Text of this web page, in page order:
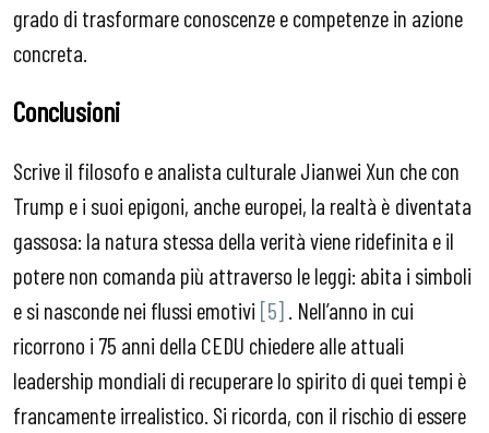
grado di trasformare conoscenze e competenze in azione
concreta.
Conclusioni
Scrive il filosofo e analista culturale Jianwei Xun che con
Trump e i suoi epigoni, anche europei, la realtà è diventata
gassosa: la natura stessa della verità viene ridefinita e il
potere non comanda più attraverso le leggi: abita i simboli
e si nasconde nei flussi emotivi [5] . Nell’anno in cui
ricorrono i 75 anni della CEDU chiedere alle attuali
leadership mondiali di recuperare lo spirito di quei tempi è
francamente irrealistico. Si ricorda, con il rischio di essere